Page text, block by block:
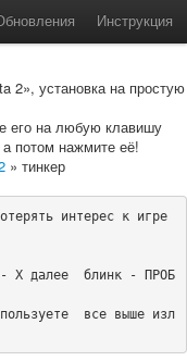
Инструкция
«Dota
2», установка на простую
его на любую клавишу
потом нажмите её!
» тинкер
интерес к игре
- X далее  блинк - ПРОБ
все выше изл